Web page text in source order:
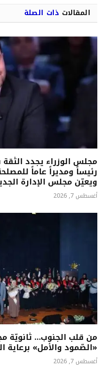
المقالات ذات الصلة
مجلس الوزراء يجدد
رئيساً ومديراً عاماً
ويعيّن مجلس الإدارة
أغسطس 7, 2026
من قلب الجنوب… ثانويّة
«الصّمود والأمل» برعاية
أغسطس 7, 2026